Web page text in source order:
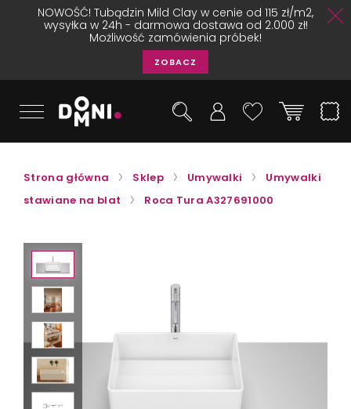
NOWOŚĆ! Tubądzin Mild Clay w cenie od 115 zł/m2,
wysyłka w 24h - darmowa dostawa od 2.000 zł!
Możliwość zamówienia próbek!
ZOBACZ
Strona główna Sklep Umywalki
Umywalki
stawiane na blat
Roca Tura A327691000